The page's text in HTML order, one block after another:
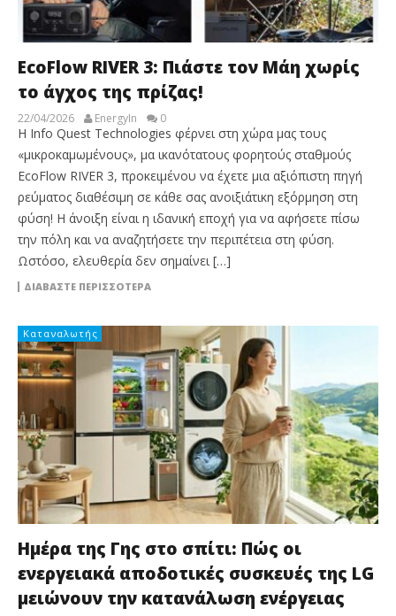
EcoFlow RIVER 3: Πιάστε τον Μάη χωρίς
το άγχος της πρίζας!
22/04/2026 EnergyIn 0
Η Info Quest Technologies φέρνει στη χώρα μας τους
«μικροκαμωμένους», μα ικανότατους φορητούς σταθμούς
EcoFlow RIVER 3, προκειμένου να έχετε μια αξιόπιστη πηγή
ρεύματος διαθέσιμη σε κάθε σας ανοιξιάτικη εξόρμηση στη
φύση! H άνοιξη είναι η ιδανική εποχή για να αφήσετε πίσω
την πόλη και να αναζητήσετε την περιπέτεια στη φύση.
Ωστόσο, ελευθερία δεν σημαίνει […]
ΔΙΑΒΆΣΤΕ ΠΕΡΙΣΣΌΤΕΡΑ
Καταναλωτής
Ημέρα της Γης στο σπίτι: Πώς οι
ενεργειακά αποδοτικές συσκευές της LG
μειώνουν την κατανάλωση ενέργειας